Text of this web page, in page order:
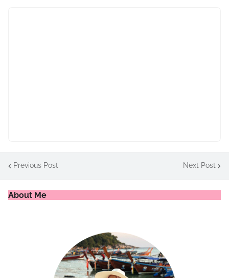
Previous Post Next Post
About Me